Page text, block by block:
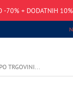
-70% + DODATNIH